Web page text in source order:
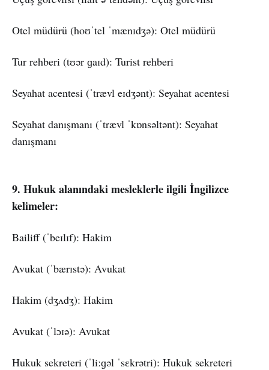
Otel müdürü (hoʊˈtel ˈmænɪdʒə): Otel müdürü
Tur rehberi (tʊər ɡaɪd): Turist rehberi
Seyahat acentesi (ˈtrævl eɪdʒənt): Seyahat acentesi
Seyahat danışmanı (ˈtrævl ˈkɒnsəltənt): Seyahat
danışmanı
9. Hukuk alanındaki mesleklerle ilgili İngilizce
kelimeler:
Bailiff (ˈbeɪlɪf): Hakim
Avukat (ˈbærɪstə): Avukat
Hakim (dʒʌdʒ): Hakim
Avukat (ˈlɔɪə): Avukat
Hukuk sekreteri (ˈliːɡəl ˈsɛkrətri): Hukuk sekreteri